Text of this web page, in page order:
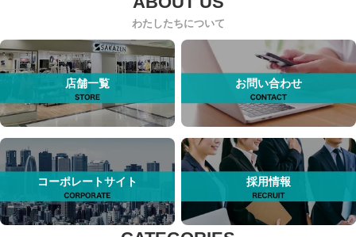
わたしたちについて
店舗一覧 お問い合わせ
コーポレートサイト 採用情報